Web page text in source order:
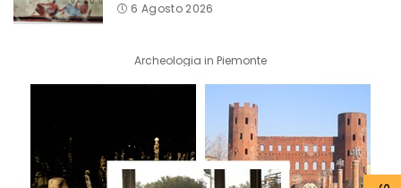
6 Agosto 2026
Archeologia in Piemonte